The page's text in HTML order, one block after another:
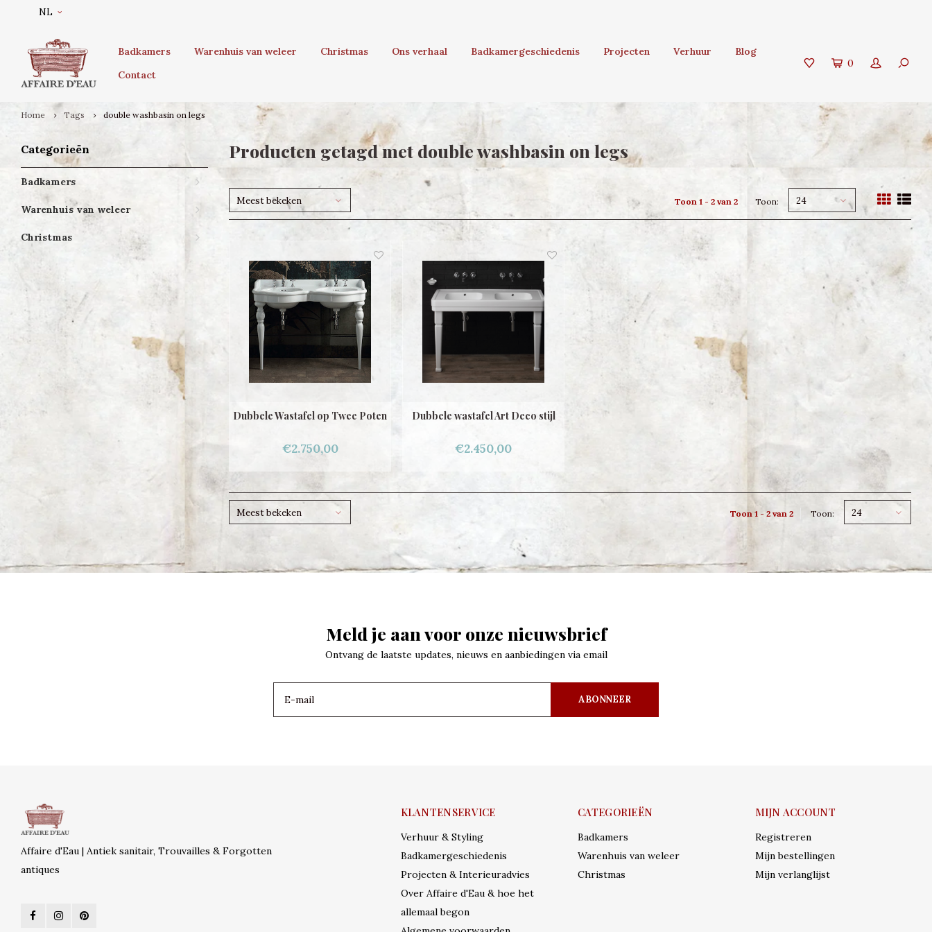
NL
Badkamers Warenhuis van weleer Christmas Ons verhaal Badkamergeschiedenis Projecten Verhuur
Blog
Contact
0
Home Tags double washbasin on legs
Categorieën
Badkamers
Warenhuis van weleer
Christmas
Producten getagd met double washbasin on legs
Meest bekeken Toon 1 - 2 van 2 Toon: 24
Dubbele Wastafel op Twee Poten
€2.750,00
Dubbele wastafel Art Deco stijl
€2.450,00
Meest bekeken Toon 1 - 2 van 2 Toon: 24
Meld je aan voor onze nieuwsbrief
Ontvang de laatste updates, nieuws en aanbiedingen via email
ABONNEER
Affaire d'Eau | Antiek sanitair, Trouvailles & Forgotten
antiques
KLANTENSERVICE
Verhuur & Styling
Badkamergeschiedenis
Projecten & Interieuradvies
Over Affaire d'Eau & hoe het
allemaal begon
CATEGORIEËN
Badkamers
Warenhuis van weleer
Christmas
MIJN ACCOUNT
Registreren
Mijn bestellingen
Mijn verlanglijst